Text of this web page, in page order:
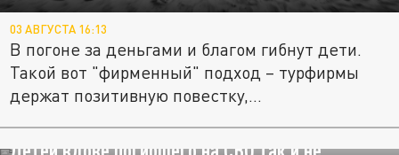
03 АВГУСТА 16:13
В погоне за деньгами и благом гибнут дети.
Такой вот "фирменный" подход – турфирмы
держат позитивную повестку,...